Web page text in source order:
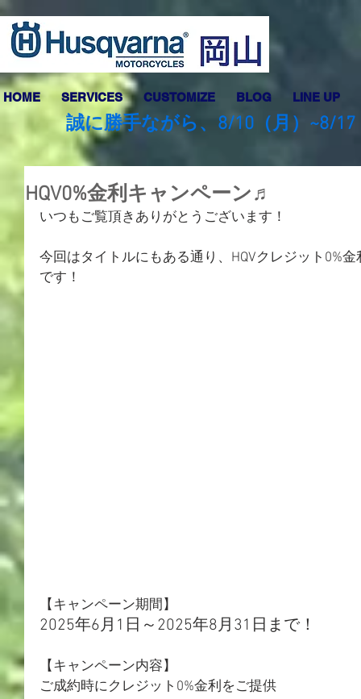
HOME SERVICES CUSTOMIZE BLOG LINE UP
誠に勝手ながら、8/10（月）~8/
HQV0%金利キャンペーン♬
いつもご覧頂きありがとうございます！
今回はタイトルにもある通り、HQVクレジット0%
です！
【キャンペーン期間】
2025年6月1日～2025年8月31日まで！
【キャンペーン内容】
ご成約時にクレジット0%金利をご提供